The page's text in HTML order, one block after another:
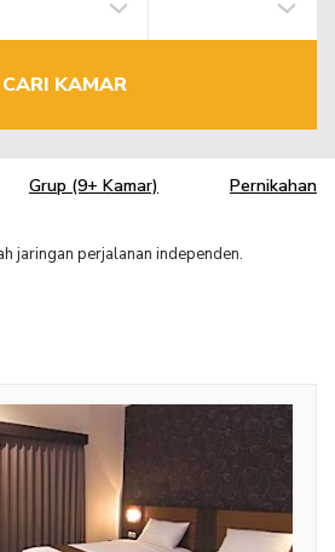
CARI KAMAR
Grup (9+ Kamar) Pernikahan
jaringan perjalanan independen.